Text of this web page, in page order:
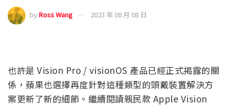
byRoss Wang 2023 年 08 月 08 日
也許是 Vision Pro / visionOS 產品已經正式揭露的關
係，蘋果也選擇再度針對這種類型的頭戴裝置解決方
案更新了新的細節。繼續閱讀親民款 Apple Vision